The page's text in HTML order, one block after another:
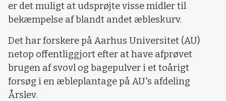
er det muligt at udsprøjte visse midler til
bekæmpelse af blandt andet æbleskurv.
Det har forskere på Aarhus Universitet (AU)
netop offentliggjort efter at have afprøvet
brugen af svovl og bagepulver i et toårigt
forsøg i en æbleplantage på AU's afdeling
Årslev.